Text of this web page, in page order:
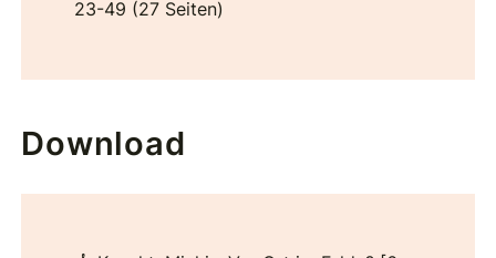
23-49 (27 Seiten)
Download